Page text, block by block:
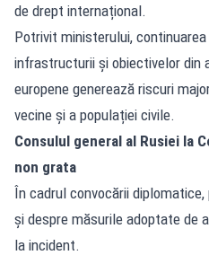
de drept internațional.
Potrivit ministerului,
infrastructurii și obiectivelor din
europene generează riscuri
vecine și a populației civile.
Consulul general al Rusiei la
non grata
În cadrul convocării
și despre măsurile adoptate de
la incident.